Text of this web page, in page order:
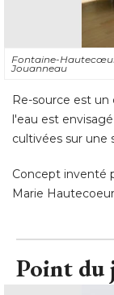
Fontaine-
Jouanneau
Re-source est
l'eau est
cultivées sur une
Concept inventé
Marie
Point du